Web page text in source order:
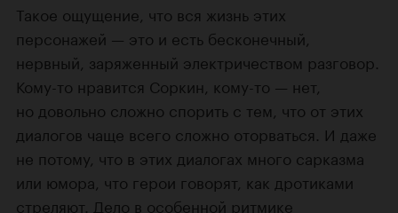
Такое ощущение, что вся жизнь этих
персонажей — это и есть бесконечный,
нервный, заряженный электричеством разговор.
Кому-то нравится Соркин, кому-то — нет,
но довольно сложно спорить с тем, что от этих
диалогов чаще всего сложно оторваться. И даже
не потому, что в этих диалогах много сарказма
или юмора, что герои говорят, как дротиками
стреляют. Дело в особенной ритмике